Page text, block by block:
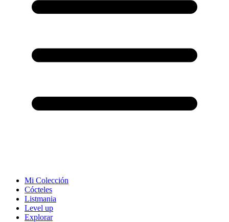
Mi Colección
Cócteles
Listmania
Level up
Explorar